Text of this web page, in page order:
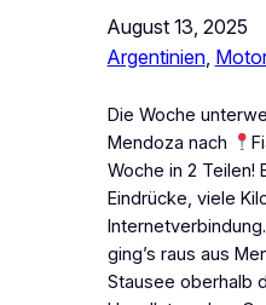
August 13, 2025
Argentinien,
Die Woche
Mendoza nach
Woche in 2 Teilen!
Eindrücke, viele
ging’s raus aus
Stausee oberhalb